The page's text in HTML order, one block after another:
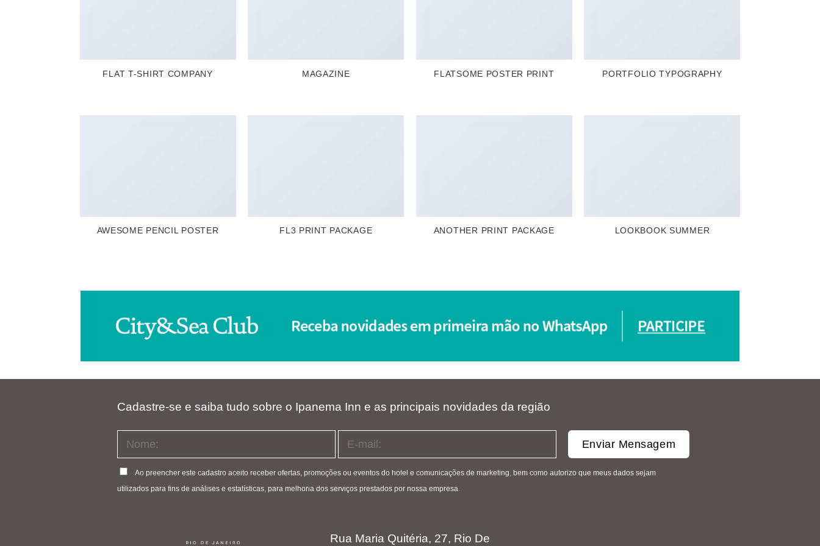
FLAT T-SHIRT COMPANY MAGAZINE FLATSOME POSTER PRINT PORTFOLIO TYPOGRAPHY
AWESOME PENCIL POSTER FL3 PRINT PACKAGE ANOTHER PRINT PACKAGE LOOKBOOK SUMMER
Cadastre-se e saiba tudo sobre o Ipanema Inn e as principais novidades da região
Ao preencher este cadastro aceito receber ofertas, promoções ou eventos do hotel e comunicações de marketing, bem como autorizo que meus dados sejam
utilizados para fins de análises e estatísticas, para melhoria dos serviços prestados por nossa empresa.
Rua Maria Quitéria, 27, Rio De